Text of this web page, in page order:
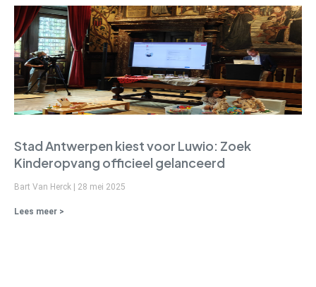
Stad Antwerpen kiest voor Luwio: Zoek
Kinderopvang officieel gelanceerd
Bart Van Herck 28 mei 2025
Lees meer >